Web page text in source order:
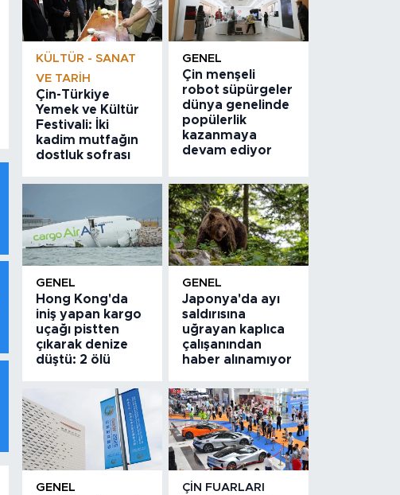
KÜLTÜR - SANAT
VE TARIH
Çin-Türkiye
Yemek ve Kültür
Festivali: İki
kadim mutfağın
dostluk sofrası
GENEL
Çin menşeli
robot süpürgeler
dünya genelinde
popülerlik
kazanmaya
devam ediyor
GENEL
Hong Kong'da
iniş yapan kargo
uçağı pistten
çıkarak denize
düştü: 2 ölü
GENEL
Japonya'da ayı
saldırısına
uğrayan kaplıca
çalışanından
haber alınamıyor
GENEL ÇIN FUARLARI